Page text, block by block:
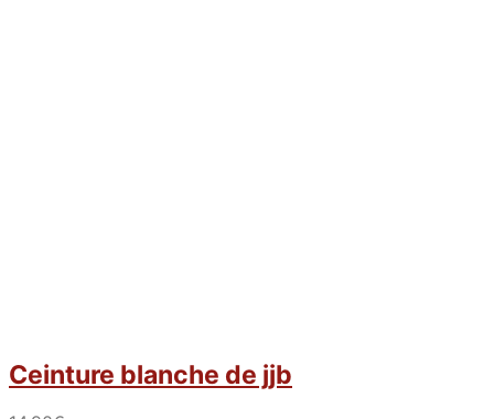
Ceinture blanche de jjb